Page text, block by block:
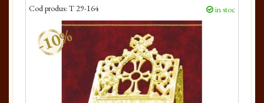
Cod produs: T 29-164 in stoc
-10%